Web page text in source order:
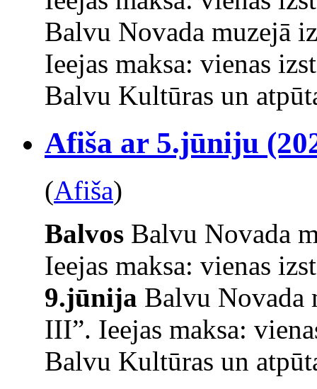
Balvu Novada muzejā
Ieejas maksa: vienas
Balvu Kultūras un
Afiša ar 5.jūniju
(Afiša)
Balvos Balvu Novada
Ieejas maksa: vienas
9.jūnija Balvu Novada
III”. Ieejas maksa:
Balvu Kultūras un